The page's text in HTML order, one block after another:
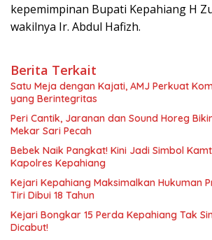
kepemimpinan Bupati Kepahiang H
wakilnya Ir. Abdul Hafizh.
Berita Terkait
Satu Meja dengan Kajati, AMJ Perkuat
yang Berintegritas
Peri Cantik, Jaranan dan Sound Horeg
Mekar Sari Pecah
Bebek Naik Pangkat! Kini Jadi Simbol
Kapolres Kepahiang
Kejari Kepahiang Maksimalkan Hukuman
Tiri Dibui 18 Tahun
Kejari Bongkar 15 Perda Kepahiang Tak
Dicabut!